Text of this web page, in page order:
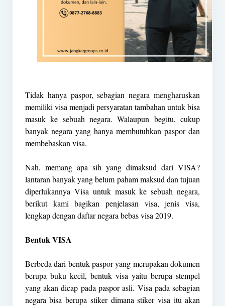
Tidak hanya paspor, sebagian negara mengharuskan
memiliki visa menjadi persyaratan tambahan untuk bisa
masuk ke sebuah negara. Walaupun begitu, cukup
banyak negara yang hanya membutuhkan paspor dan
membebaskan visa.
Nah, memang apa sih yang dimaksud dari VISA?
lantaran banyak yang belum paham maksud dan tujuan
diperlukannya Visa untuk masuk ke sebuah negara,
berikut kami bagikan penjelasan visa, jenis visa,
lengkap dengan daftar negara bebas visa 2019.
Bentuk VISA
Berbeda dari bentuk paspor yang merupakan dokumen
berupa buku kecil, bentuk visa yaitu berupa stempel
yang akan dicap pada paspor asli. Visa pada sebagian
negara bisa berupa stiker dimana stiker visa itu akan